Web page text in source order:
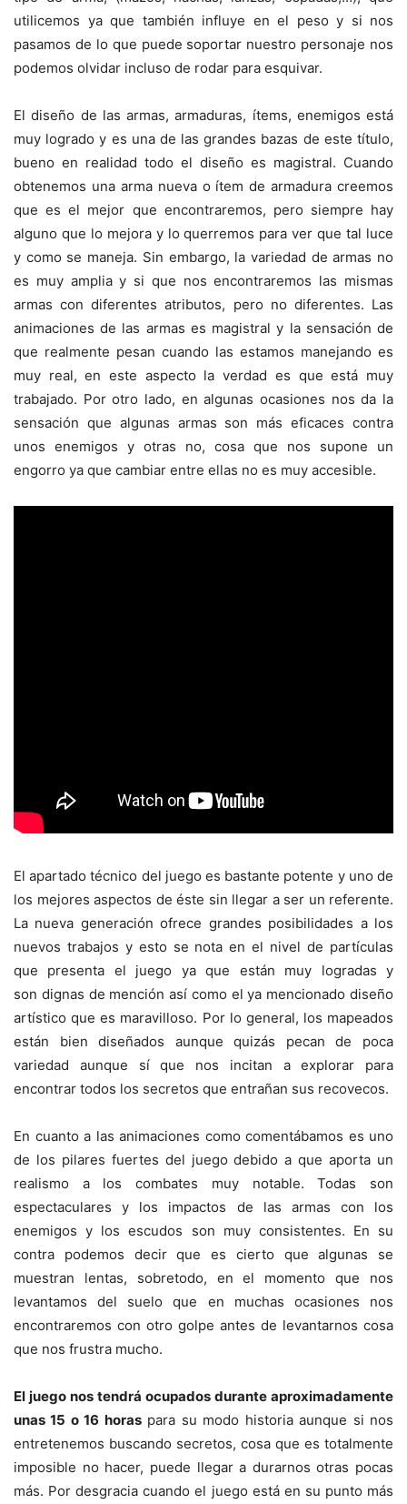
utilicemos ya que también influye en el peso y si nos
pasamos de lo que puede soportar nuestro personaje nos
podemos olvidar incluso de rodar para esquivar.
El diseño de las armas, armaduras, ítems, enemigos está
muy logrado y es una de las grandes bazas de este título,
bueno en realidad todo el diseño es magistral. Cuando
obtenemos una arma nueva o ítem de armadura creemos
que es el mejor que encontraremos, pero siempre hay
alguno que lo mejora y lo querremos para ver que tal luce
y como se maneja. Sin embargo, la variedad de armas no
es muy amplia y si que nos encontraremos las mismas
armas con diferentes atributos, pero no diferentes. Las
animaciones de las armas es magistral y la sensación de
que realmente pesan cuando las estamos manejando es
muy real, en este aspecto la verdad es que está muy
trabajado. Por otro lado, en algunas ocasiones nos da la
sensación que algunas armas son más eficaces contra
unos enemigos y otras no, cosa que nos supone un
engorro ya que cambiar entre ellas no es muy accesible.
El apartado técnico del juego es bastante potente y uno de
los mejores aspectos de éste sin llegar a ser un referente.
La nueva generación ofrece grandes posibilidades a los
nuevos trabajos y esto se nota en el nivel de partículas
que presenta el juego ya que están muy logradas y
son dignas de mención así como el ya mencionado diseño
artístico que es maravilloso. Por lo general, los mapeados
están bien diseñados aunque quizás pecan de poca
variedad aunque sí que nos incitan a explorar para
encontrar todos los secretos que entrañan sus recovecos.
En cuanto a las animaciones como comentábamos es uno
de los pilares fuertes del juego debido a que aporta un
realismo a los combates muy notable. Todas son
espectaculares y los impactos de las armas con los
enemigos y los escudos son muy consistentes. En su
contra podemos decir que es cierto que algunas se
muestran lentas, sobretodo, en el momento que nos
levantamos del suelo que en muchas ocasiones nos
encontraremos con otro golpe antes de levantarnos cosa
que nos frustra mucho.
El juego nos tendrá ocupados durante aproximadamente
unas 15 o 16 horaspara su modo historia aunque si nos
entretenemos buscando secretos, cosa que es totalmente
imposible no hacer, puede llegar a durarnos otras pocas
más. Por desgracia cuando el juego está en su punto más